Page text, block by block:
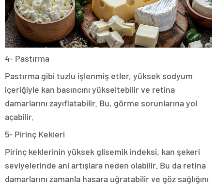
4- Pastırma
Pastırma gibi tuzlu işlenmiş etler, yüksek sodyum
içeriğiyle kan basıncını yükseltebilir ve retina
damarlarını zayıflatabilir. Bu, görme sorunlarına yol
açabilir.
5- Pirinç Kekleri
Pirinç keklerinin yüksek glisemik indeksi, kan şekeri
seviyelerinde ani artışlara neden olabilir. Bu da retina
damarlarını zamanla hasara uğratabilir ve göz sağlığını